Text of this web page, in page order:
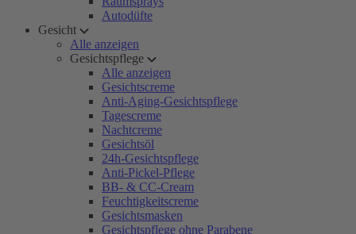
Autodüfte
Gesicht
Alle anzeigen
Gesichtspflege
Alle anzeigen
Gesichtscreme
Anti-Aging-Gesichtspflege
Tagescreme
Nachtcreme
Gesichtsöl
24h-Gesichtspflege
Anti-Pickel-Pflege
BB- & CC-Cream
Feuchtigkeitscreme
Gesichtsmasken
Gesichtspflege ohne Parabene